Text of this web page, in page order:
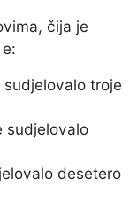
čija je
sudjelovalo troje
sudjelovalo
desetero